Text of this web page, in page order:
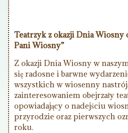
Teatrzyk z okazji Dnia Wiosny
Pani Wiosny”
Z okazji Dnia Wiosny w
się radosne i barwne
wszystkich w wiosenny
zainteresowaniem obejrzały
opowiadający o nadejściu
przyrodzie oraz pierwszych
roku.